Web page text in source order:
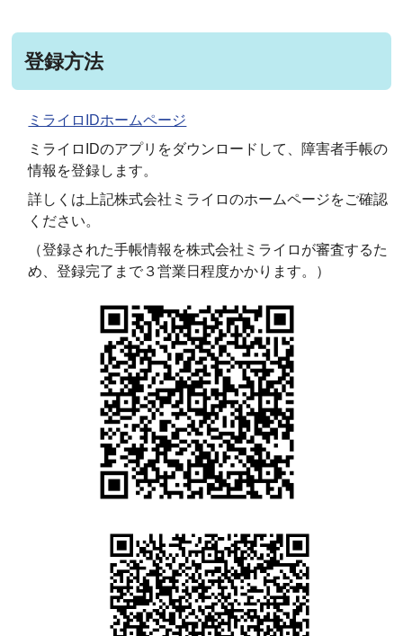
登録方法
ミライロIDホームページ
ミライロIDのアプリをダウンロードして、障害者手帳の
情報を登録します。
詳しくは上記株式会社ミライロのホームページをご確認
ください。
（登録された手帳情報を株式会社ミライロが審査するた
め、登録完了まで３営業日程度かかります。）